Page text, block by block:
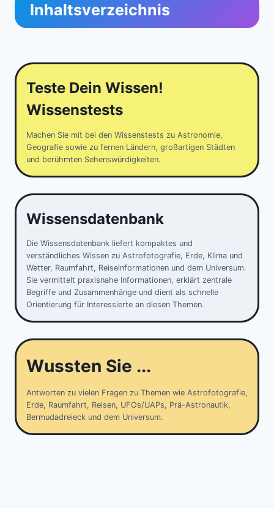
Inhaltsverzeichnis
Teste Dein Wissen!
Wissenstests
Machen Sie mit bei den Wissenstests zu Astronomie,
Geografie sowie zu fernen Ländern, großartigen Städten
und berühmten Sehenswürdigkeiten.
Wissensdatenbank
Die Wissensdatenbank liefert kompaktes und
verständliches Wissen zu Astrofotografie, Erde, Klima und
Wetter, Raumfahrt, Reiseinformationen und dem Universum.
Sie vermittelt praxisnahe Informationen, erklärt zentrale
Begriffe und Zusammenhänge und dient als schnelle
Orientierung für Interessierte an diesen Themen.
Wussten Sie ...
Antworten zu vielen Fragen zu Themen wie Astrofotografie,
Erde, Raumfahrt, Reisen, UFOs/UAPs, Prä-Astronautik,
Bermudadreieck und dem Universum.